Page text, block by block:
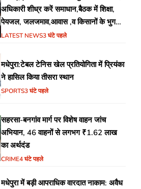
अधिकारी शीध्र करें समाधान,बैठक में शिक्षा,
पेयजल, जलजमाव,आवास ,व किसानों के भुगतान
का उठा मुद्दा
LATEST NEWS3 घंटे पहले
मधेपुरा:टेबल टेनिस खेल प्रतियोगिता में प्रियंका
ने हासिल किया तीसरा स्थान
SPORTS3 घंटे पहले
सहरसा-बनगांव मार्ग पर विशेष वाहन जांच
अभियान, 46 वाहनों से लगभग ₹1.62 लाख
का अर्थदंड
CRIME4 घंटे पहले
मधेपुरा में बड़ी आपराधिक वारदात नाकाम: अवैध